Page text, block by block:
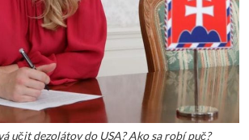
učit dezolátov do USA? Ako sa robí puč?